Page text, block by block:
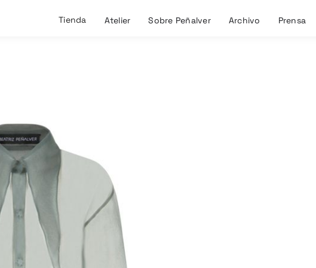
Tienda Atelier Sobre Peñalver Archivo Prensa